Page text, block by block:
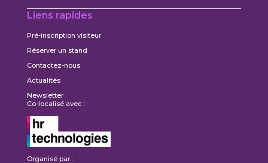
Liens rapides
Pré-inscription visiteur
Réserver un stand
Contactez-nous
Actualités
Newsletter
Co-localisé avec :
Organisé par :